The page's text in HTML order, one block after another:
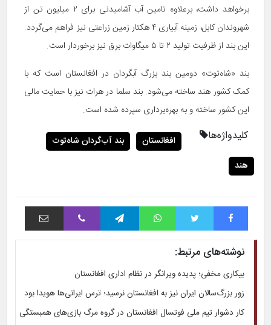
برخواهد داشت، برعلاوه تامین آب آشامیدنی برای ۲ میلیون تن از
شهروندان کابل، زمینه آبیاری ۴ هکتار زمین زراعتی نیز فراهم می‌گردد.
این بند از ظرفیت تولید ۲ تا ۵ میگاوات برق نیز برخوردار است.
بند «شاه‌توت» دومین بند بزرگ آبگردان در افغانستان است که با
کمک کشور هند ساخته می‌شود. بند سلما در هرات نیز با حمایت مالی
این کشور ساخته و به‌ بهره‌برداری سپرده شده است.
کلیدواژه‌ها افغانستان
بند آب‌گردان شاه‌توت
هند
فیس بوک توییتر واتس آپ تلگرام وایبر اشتراک با ایمیل
نوشته‌های مرتبط:
بیکاری مخفی؛ پدیده ویرانگر در نظام اداری افغانستان
زور بزرگ‌سالان ایران نیز به افغانستان نرسید؛ ترس ایرانی‌ها هویدا بود
کار دشوار تیم ملی فوتسال افغانستان در گروه مرگ بازی‌های همبستگی